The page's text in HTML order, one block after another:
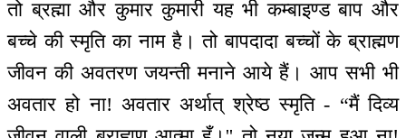
तो ब्रह्मा और कुमार कुमारी यह भी कम्बाइण्ड बाप और
बच्चे की स्मृति का नाम है। तो बापदादा बच्चों के ब्राह्मण
जीवन की अवतरण जयन्ती मनाने आये हैं। आप सभी भी
अवतार हो ना! अवतार अर्थात् श्रेष्ठ स्मृति - “मैं दिव्य